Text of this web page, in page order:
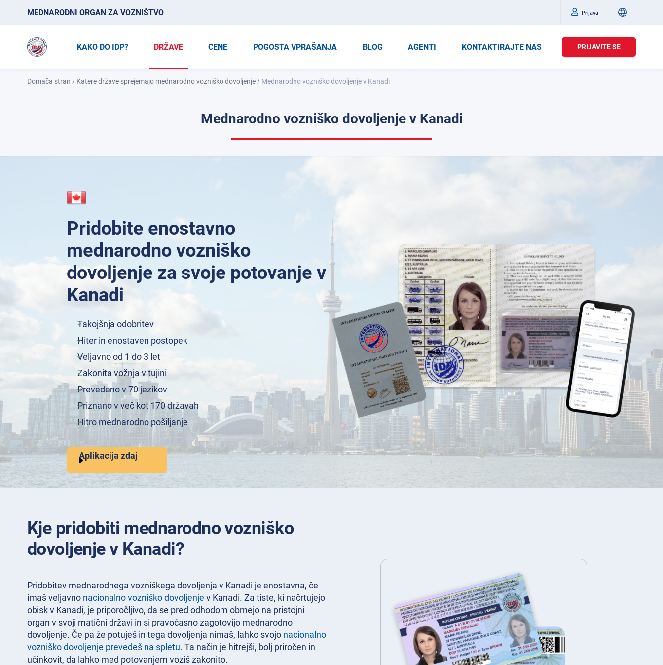
MEDNARODNI ORGAN ZA VOZNIŠTVO Prijava
KAKO DO IDP? DRŽAVE CENE POGOSTA VPRAŠANJA BLOG AGENTI KONTAKTIRAJTE NAS PRIJAVITE SE
Domača stran / Katere države sprejemajo mednarodno vozniško dovoljenje / Mednarodno vozniško dovoljenje v Kanadi
Mednarodno vozniško dovoljenje v Kanadi
Pridobite enostavno
mednarodno vozniško
dovoljenje za svoje potovanje v
Kanadi
Takojšnja odobritev
Hiter in enostaven postopek
Veljavno od 1 do 3 let
Zakonita vožnja v tujini
Prevedeno v 70 jezikov
Priznano v več kot 170 državah
Hitro mednarodno pošiljanje
Aplikacija zdaj
Kje pridobiti mednarodno vozniško
dovoljenje v Kanadi?
Pridobitev mednarodnega vozniškega dovoljenja v Kanadi je enostavna, če
imaš veljavno nacionalno vozniško dovoljenje v Kanadi. Za tiste, ki načrtujejo
obisk v Kanadi, je priporočljivo, da se pred odhodom obrnejo na pristojni
organ v svoji matični državi in si pravočasno zagotovijo mednarodno
dovoljenje. Če pa že potuješ in tega dovoljenja nimaš, lahko svojo nacionalno
vozniško dovoljenje prevedeš na spletu. Ta način je hitrejši, bolj priročen in
učinkovit, da lahko med potovanjem voziš zakonito.